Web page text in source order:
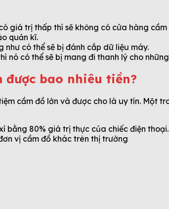
giá trị thấp thì sẽ không có cửa hàng
quản kĩ.
như có thể sẽ bị đánh cắp dữ liệu máy.
nó có thể sẽ bị mang đi thanh lý cho
được bao nhiêu tiền?
cầm đồ lớn và được cho là uy tín. Một
bằng 80% giá trị thực của chiếc điện
vị cầm đồ khác trên thị trường